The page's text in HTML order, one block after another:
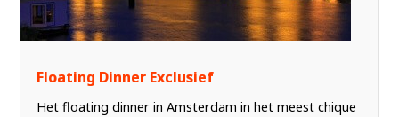
Floating Dinner Exclusief
Het floating dinner in Amsterdam in het meest chique